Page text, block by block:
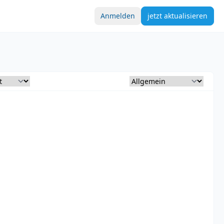
Anmelden jetzt aktualisieren